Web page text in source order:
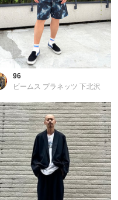
96
ビームス プラネッツ 下北沢